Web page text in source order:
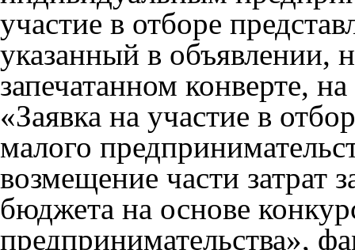
участие в отборе
указанный в объявлении,
запечатанном конверте,
«Заявка на участие в
малого
возмещение части затрат
бюджета на основе
предпринимательства»,